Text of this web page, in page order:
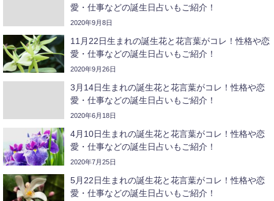
愛・仕事などの誕生日占いもご紹介！
2020年9月8日
11月22日生まれの誕生花と花言葉がコレ！性格や恋
愛・仕事などの誕生日占いもご紹介！
2020年9月26日
3月14日生まれの誕生花と花言葉がコレ！性格や恋
愛・仕事などの誕生日占いもご紹介！
2020年6月18日
4月10日生まれの誕生花と花言葉がコレ！性格や恋
愛・仕事などの誕生日占いもご紹介！
2020年7月25日
5月22日生まれの誕生花と花言葉がコレ！性格や恋
愛・仕事などの誕生日占いもご紹介！